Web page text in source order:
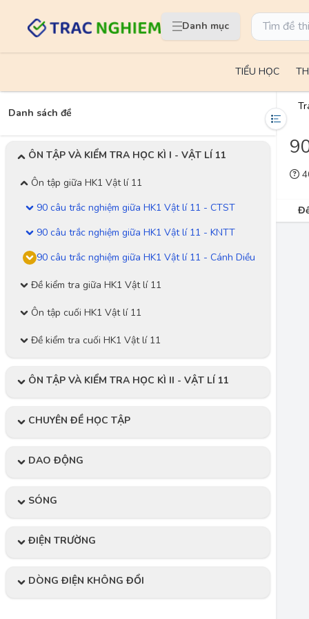
Danh mục
TIỂU HỌC
Danh sách đề
ÔN TẬP VÀ KIỂM TRA HỌC KÌ I - VẬT LÍ 11
Ôn tập giữa HK1 Vật lí 11
90 câu trắc nghiệm giữa HK1 Vật lí 11 - CTST
90 câu trắc nghiệm giữa HK1 Vật lí 11 - KNTT
90 câu trắc nghiệm giữa HK1 Vật lí 11 - Cánh Diều
Đề kiểm tra giữa HK1 Vật lí 11
Ôn tập cuối HK1 Vật lí 11
Đề kiểm tra cuối HK1 Vật lí 11
ÔN TẬP VÀ KIỂM TRA HỌC KÌ II - VẬT LÍ 11
CHUYÊN ĐỀ HỌC TẬP
DAO ĐỘNG
SÓNG
ĐIỆN TRƯỜNG
DÒNG ĐIỆN KHÔNG ĐỔI